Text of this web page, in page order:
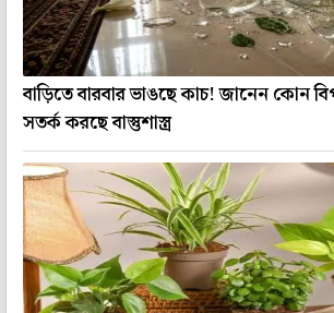
বাড়িতে বারবার ভাঙছে কাচ! জানেন কোন
সতর্ক করছে বাস্তুশাস্ত্র